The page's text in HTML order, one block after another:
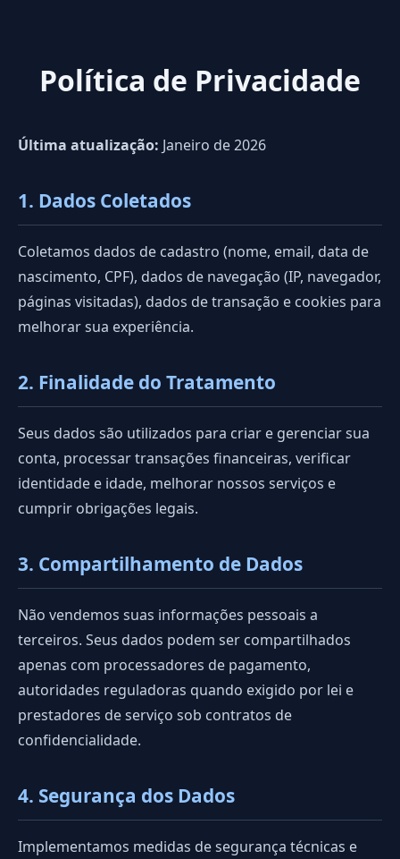
Política de Privacidade
Última atualização: Janeiro de 2026
1. Dados Coletados
Coletamos dados de cadastro (nome, email, data de
nascimento, CPF), dados de navegação (IP, navegador,
páginas visitadas), dados de transação e cookies para
melhorar sua experiência.
2. Finalidade do Tratamento
Seus dados são utilizados para criar e gerenciar sua
conta, processar transações financeiras, verificar
identidade e idade, melhorar nossos serviços e
cumprir obrigações legais.
3. Compartilhamento de Dados
Não vendemos suas informações pessoais a
terceiros. Seus dados podem ser compartilhados
apenas com processadores de pagamento,
autoridades reguladoras quando exigido por lei e
prestadores de serviço sob contratos de
confidencialidade.
4. Segurança dos Dados
Implementamos medidas de segurança técnicas e